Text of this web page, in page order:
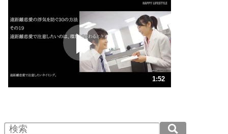
いらいらしない人になる30の方法
プラス思考
ポジティブになれない原因は、行動しないから。
ポジティブ思考になる30の方法
ストレス対策
人生、なんとかなるもの。
気楽に生きる30の方法
4 器の大きい人は、怒りを優しさで表現する。
1:52
2.0倍速 （221KB 56秒）